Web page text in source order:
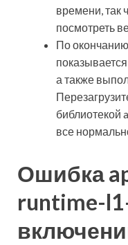
времени, так
посмотреть
По
а также
библиотекой
все
Ошибка
runtime-